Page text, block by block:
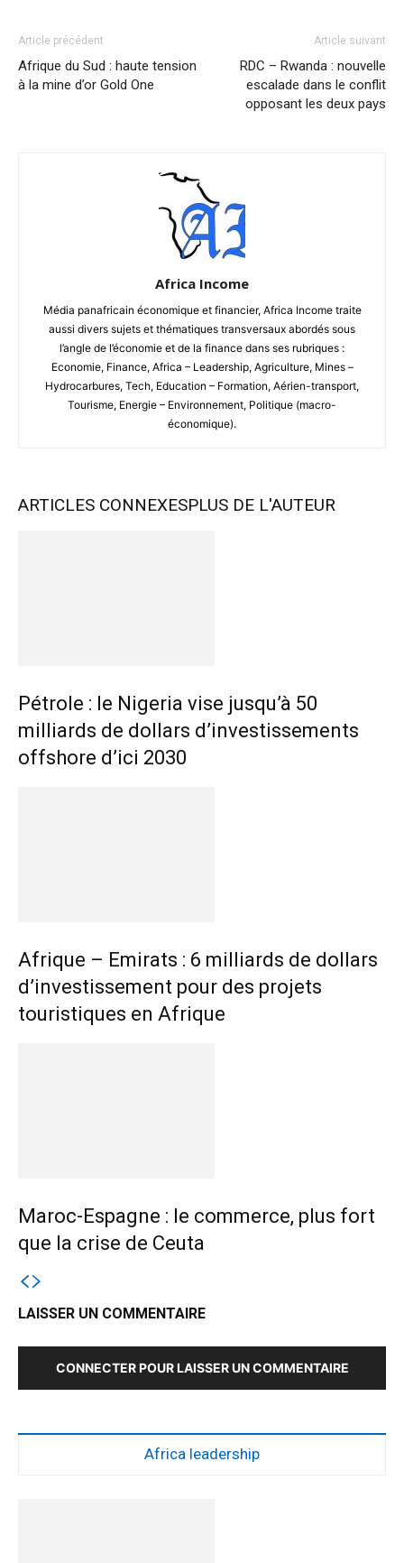
Article précédent
Afrique du Sud : haute tension
à la mine d’or Gold One
Article suivant
RDC – Rwanda : nouvelle
escalade dans le conflit
opposant les deux pays
Africa Income
Média panafricain économique et financier, Africa Income traite
aussi divers sujets et thématiques transversaux abordés sous
l’angle de l’économie et de la finance dans ses rubriques :
Economie, Finance, Africa – Leadership, Agriculture, Mines –
Hydrocarbures, Tech, Education – Formation, Aérien-transport,
Tourisme, Energie – Environnement, Politique (macro-
économique).
ARTICLES CONNEXESPLUS DE L'AUTEUR
Pétrole : le Nigeria vise jusqu’à 50
milliards de dollars d’investissements
offshore d’ici 2030
Afrique – Emirats : 6 milliards de dollars
d’investissement pour des projets
touristiques en Afrique
Maroc-Espagne : le commerce, plus fort
que la crise de Ceuta
LAISSER UN COMMENTAIRE
CONNECTER POUR LAISSER UN COMMENTAIRE
Africa leadership